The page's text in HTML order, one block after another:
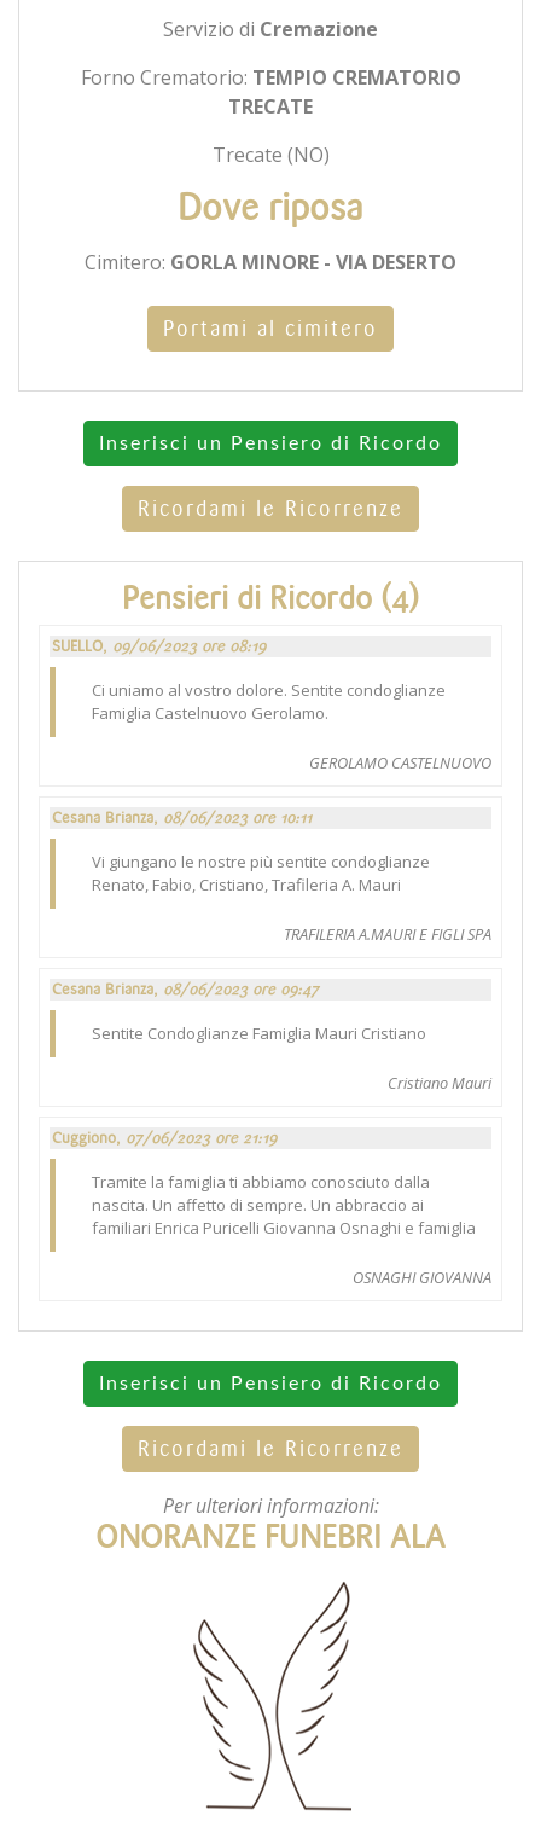
Servizio di Cremazione
Forno Crematorio: TEMPIO CREMATORIO
TRECATE
Trecate (NO)
Dove riposa
Cimitero: GORLA MINORE - VIA DESERTO
Portami al cimitero
Inserisci un Pensiero di Ricordo
Ricordami le Ricorrenze
Pensieri di Ricordo (4)
SUELLO, 09/06/2023 ore 08:19
Ci uniamo al vostro dolore. Sentite condoglianze
Famiglia Castelnuovo Gerolamo.
GEROLAMO CASTELNUOVO
Cesana Brianza, 08/06/2023 ore 10:11
Vi giungano le nostre più sentite condoglianze
Renato, Fabio, Cristiano, Trafileria A. Mauri
TRAFILERIA A.MAURI E FIGLI SPA
Cesana Brianza, 08/06/2023 ore 09:47
Sentite Condoglianze Famiglia Mauri Cristiano
Cristiano Mauri
Cuggiono, 07/06/2023 ore 21:19
Tramite la famiglia ti abbiamo conosciuto dalla
nascita. Un affetto di sempre. Un abbraccio ai
familiari Enrica Puricelli Giovanna Osnaghi e famiglia
OSNAGHI GIOVANNA
Inserisci un Pensiero di Ricordo
Ricordami le Ricorrenze
Per ulteriori informazioni:
ONORANZE FUNEBRI ALA